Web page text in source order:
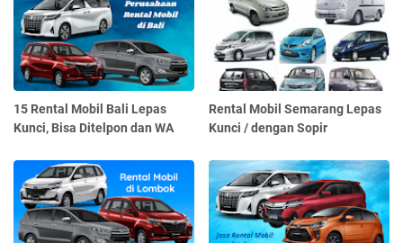
15 Rental Mobil Bali Lepas
Kunci, Bisa Ditelpon dan WA
Rental Mobil Semarang Lepas
Kunci / dengan Sopir